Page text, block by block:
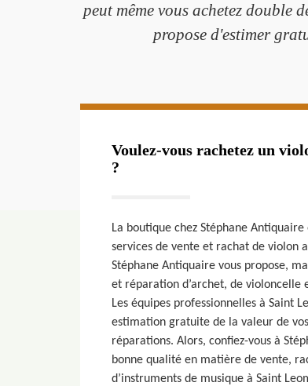
peut même vous achetez double
propose d'estimer
Voulez-vous rachetez un
?
La boutique chez Stéphane
services de vente et rachat de violon
Stéphane Antiquaire vous propose,
et réparation d’archet, de
Les équipes professionnelles à Saint
estimation gratuite de la valeur de
réparations. Alors, confiez-vous à
bonne qualité en matière de vente,
d’instruments de musique à Saint